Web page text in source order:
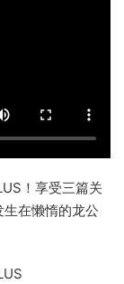
！享受三篇关
在懒惰的龙公